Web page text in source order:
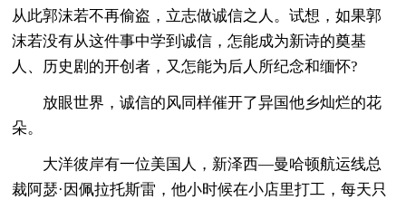
从此郭沫若不再偷盗，立志做诚信之人。试想，如果郭
沫若没有从这件事中学到诚信，怎能成为新诗的奠基
人、历史剧的开创者，又怎能为后人所纪念和缅怀?
放眼世界，诚信的风同样催开了异国他乡灿烂的花
朵。
大洋彼岸有一位美国人，新泽西—曼哈顿航运线总
裁阿瑟·因佩拉托斯雷，他小时候在小店里打工，每天只